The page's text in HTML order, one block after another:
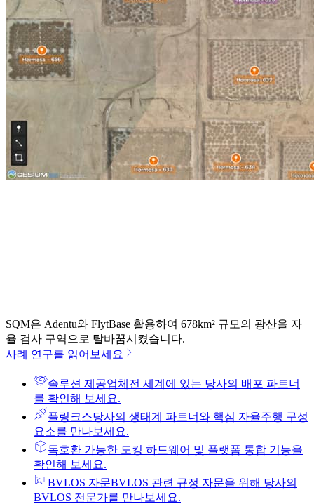
SQM은 Adentu와 FlytBase 활용하여 678km² 규모의 광산을 자
율 검사 구역으로 탈바꿈시켰습니다.
사례 연구를 읽어보세요
솔루션 제공업체 전 세계에 있는 당사의 배포 파트너
를 확인해 보세요.
플링크스당사의 생태계 파트너와 핵심 자율주행 구성
요소를 만나보세요.
독호환 가능한 도킹 하드웨어 및 플랫폼 통합 기능을
확인해 보세요.
BVLOS 자문BVLOS 관련 규정 자문을 위해 당사의
BVLOS 전문가를 만나보세요.